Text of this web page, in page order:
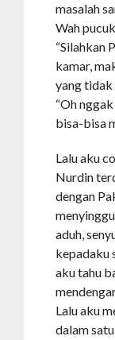
masalah
Wah
“Silahkan
kamar,
yang tidak
“Oh
bisa-bisa
Lalu aku
Nurdin
dengan
aduh,
kepadaku
aku tahu
Lalu aku
dalam